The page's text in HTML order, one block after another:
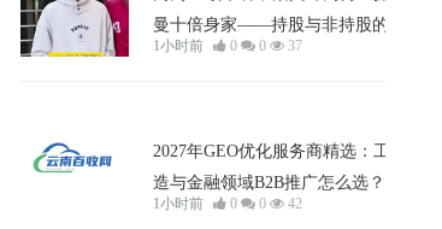
曼十倍身家——持股与非持股的财富
分野
1小时前 0 0 37
2027年GEO优化服务商精选：工业制
造与金融领域B2B推广怎么选？
1小时前 0 0 42